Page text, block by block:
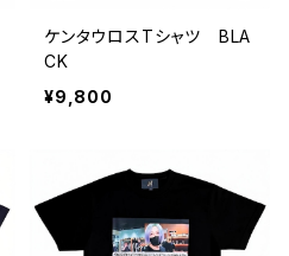
ケンタウロスTシャツ BLA
CK
¥9,800